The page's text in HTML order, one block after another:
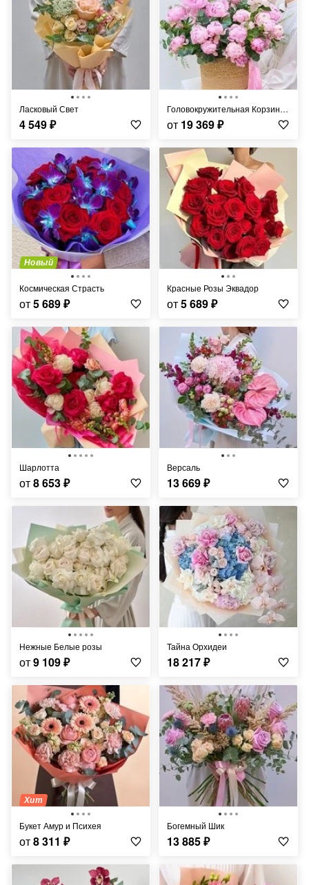
Ласковый Свет
4 549₽
Головокружительная Корзина Пионов
от 19 369₽
Новый
Космическая Страсть
от5 689₽
Красные Розы Эквадор
от5 689₽
Шарлотта
от8 653₽
Версаль
13 669₽
Нежные Белые розы
от9 109₽
Тайна Орхидеи
18 217₽
Хит
Букет Амур и Психея
от8 311 ₽
Богемный Шик
13 885₽